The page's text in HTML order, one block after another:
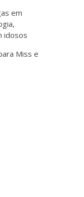
em
idosos
Miss e